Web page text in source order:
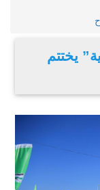
يختتم